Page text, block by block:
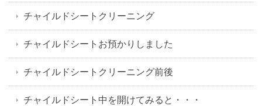
チャイルドシートクリーニング
チャイルドシートお預かりしました
チャイルドシートクリーニング前後
チャイルドシート中を開けてみると・・・